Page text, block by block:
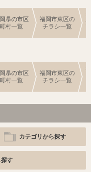
県の市区
町村一覧
福岡市東区の
チラシ一覧
県の市区
町村一覧
福岡市東区の
チラシ一覧
カテゴリから探す
す